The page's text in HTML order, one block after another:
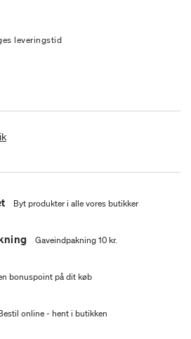
leveringstid
Byt produkter i alle vores butikker
Gaveindpakning 10 kr.
bonuspoint på dit køb
online - hent i butikken